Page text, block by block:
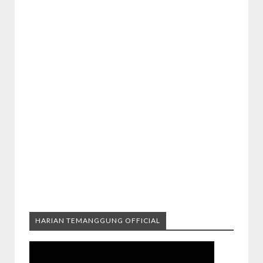
HARIAN TEMANGGUNG OFFICIAL